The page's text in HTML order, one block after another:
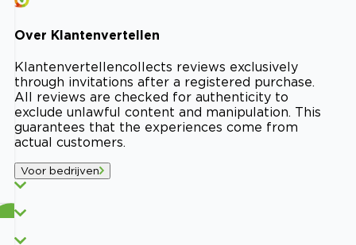
Over Klantenvertellen
Klantenvertellencollects reviews exclusively
through invitations after a registered purchase.
All reviews are checked for authenticity to
exclude unlawful content and manipulation. This
guarantees that the experiences come from
actual customers.
Voor bedrijven